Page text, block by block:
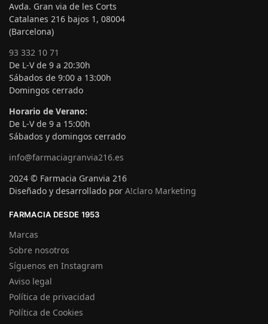
Avda. Gran via de les Corts
Catalanes 216 bajos 1, 08004
(Barcelona)
93 332 10 71
De L-V de 9 a 20:30h
Sábados de 9:00 a 13:00h
Domingos cerrado
Horario de Verano:
De L-V de 9 a 15:00h
Sábados y domingos cerrado
info@farmaciagranvia216.es
2024 © Farmacia Granvia 216
Diseñado y desarrollado por A!claro Marketing
FARMACIA DESDE 1953
Marcas
Sobre nosotros
Síguenos en Instagram
Aviso legal
Política de privacidad
Política de Cookies